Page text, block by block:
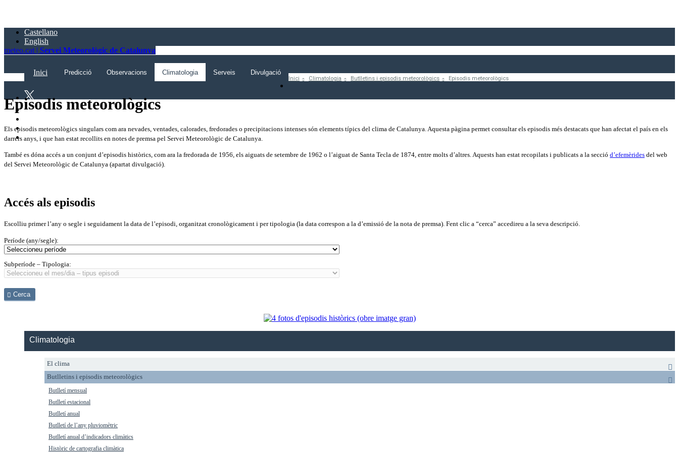
contingut
principalCastellano
English
meteo.cat | Servei Meteorològic de Catalunya
Inici Predicció Observacions Climatologia Serveis Divulgació
Inici Climatologia Butlletins i episodis meteorològics Episodis meteorològics
Episodis meteorològics
Els episodis meteorològics singulars com ara nevades, ventades, calorades, fredorades o precipitacions intenses són elements típics del clima de Catalunya. Aquesta pàgina permet consultar els episodis més destacats que han afectat el país en els
darrers anys, i que han estat recollits en notes de premsa pel Servei Meteorològic de Catalunya.
També es dóna accés a un conjunt d’episodis històrics, com ara la fredorada de 1956, els aiguats de setembre de 1962 o l’aiguat de Santa Tecla de 1874, entre molts d’altres. Aquests han estat recopilats i publicats a la secció d’efemèrides del web
del Servei Meteorològic de Catalunya (apartat divulgació).
Accés als episodis
Escolliu primer l’any o segle i seguidament la data de l’episodi, organitzat cronològicament i per tipologia (la data correspon a la d’emissió de la nota de premsa). Fent clic a “cerca” accedireu a la seva descripció.
Període (any/segle):
Subperíode – Tipologia:
Cerca
Climatologia
El clima
Butlletins i episodis meteorològics
Butlletí mensual
Butlletí estacional
Butlletí anual
Butlletí de l’any pluviomètric
Butlletí anual d’indicadors climàtics
Històric de cartografia climàtica